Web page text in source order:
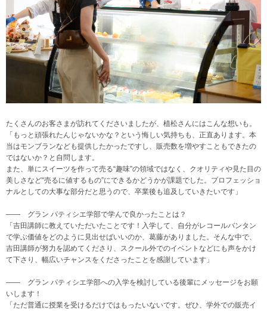
たくさんのお客さまが訪れてくださいましたが、植松さんにはこんな想いも。
「もっと頑張れたんじゃないかな？という悔しい気持ちも、正直あります。本
当はモンブランなども提供したかったですし、販売数を増やすこともできたの
ではないか？と自問します。
また、単にスイーツを作って売る“趣味”の領域ではなく、クオリティや見た目の
美しさなど“売るに値するもの”にできるかどうかが課題でした。プロフェッショ
ナルとしての大事な部分だと思うので、卒業後も追及していきたいです」
―― グラン パティシエ学部で学んで良かったことは？
「吉田講師に教えていただいたことです！入学して、自分がレコールバンタン
で学ぶ価値をどのように見出せばいいのか、葛藤がありました。そんな中で、
吉田講師が努力を認めてくださり、スクール外でのイベントなどにも声をかけ
て下さり、幅広いチャンスをくださったことを感謝しています」
―― グラン パティシエ学部への入学を検討している後輩にメッセージをお願
いします！
「ただ普通に授業を受けるだけではもったいないです。ぜひ、学外での販売イ